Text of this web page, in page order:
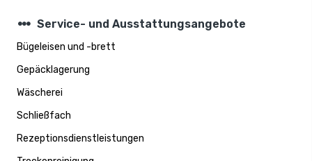
steppers Service- und Ausstattungsangebote
Bügeleisen und -brett
Gepäcklagerung
Wäscherei
Schließfach
Rezeptionsdienstleistungen